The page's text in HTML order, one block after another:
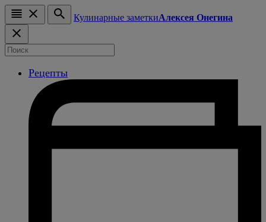
Кулинарные заметкиАлексея Онегина
Рецепты